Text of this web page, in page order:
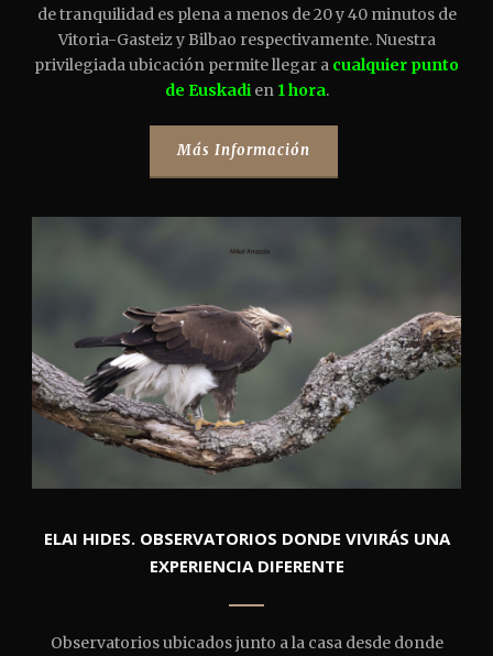
de tranquilidad es plena a menos de 20 y 40 minutos de
Vitoria-Gasteiz y Bilbao respectivamente. Nuestra
privilegiada ubicación permite llegar a cualquier punto
de Euskadien 1 hora.
Más Información
ELAI HIDES. OBSERVATORIOS DONDE VIVIRÁS UNA
EXPERIENCIA DIFERENTE
Observatorios ubicados junto a la casa desde donde